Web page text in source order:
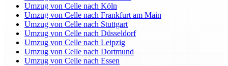
Umzug von Celle nach Köln
Umzug von Celle nach Frankfurt am Main
Umzug von Celle nach Stuttgart
Umzug von Celle nach Düsseldorf
Umzug von Celle nach Leipzig
Umzug von Celle nach Dortmund
Umzug von Celle nach Essen